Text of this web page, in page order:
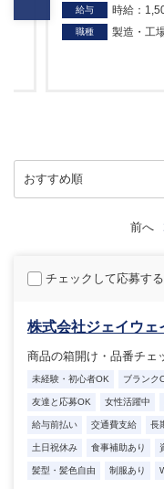
給与 時給：
職種 製造・工
前へ
チェックして応募する
株式会社ジェイウェ
商品の箱開け・品番チェ
未経験・初心者OK ブランク
友達と応募OK 女性活躍中
給与前払い 交通費支給 長
土日祝休み 食事補助あり
髪型・髪色自由 制服あり